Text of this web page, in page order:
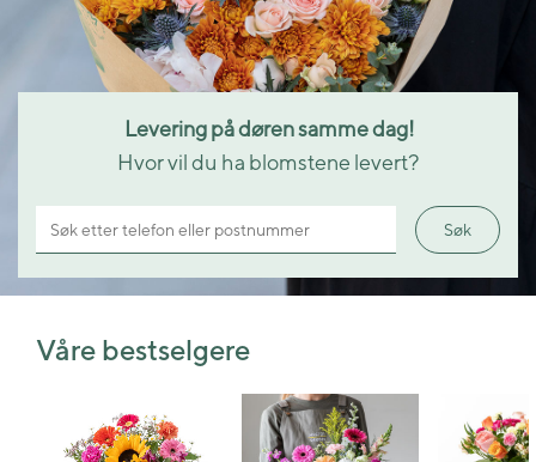
Levering på døren samme dag!
Hvor vil du ha blomstene levert?
Søk etter telefon eller postnummer Søk
Våre bestselgere